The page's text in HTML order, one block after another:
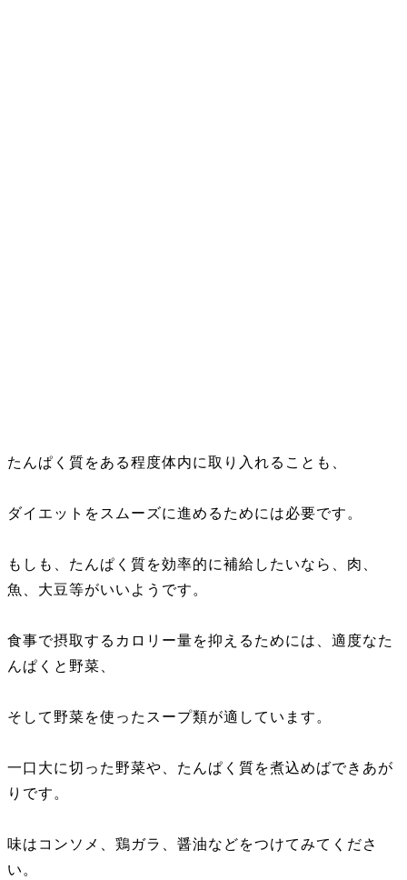
たんぱく質をある程度体内に取り入れることも、
ダイエットをスムーズに進めるためには必要です。
もしも、たんぱく質を効率的に補給したいなら、肉、
魚、大豆等がいいようです。
食事で摂取するカロリー量を抑えるためには、適度なた
んぱくと野菜、
そして野菜を使ったスープ類が適しています。
一口大に切った野菜や、たんぱく質を煮込めばできあが
りです。
味はコンソメ、鶏ガラ、醤油などをつけてみてくださ
い。